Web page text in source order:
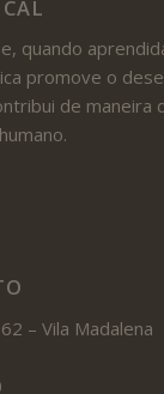
quando
promove o
de maneira
– Vila Madalena